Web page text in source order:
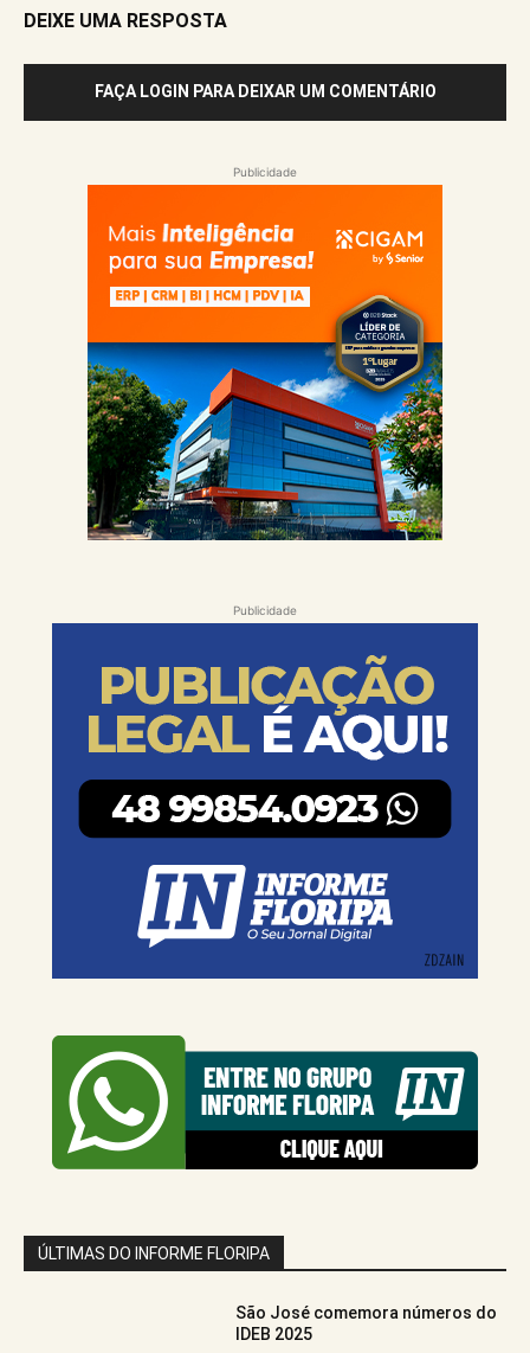
DEIXE UMA RESPOSTA
FAÇA LOGIN PARA DEIXAR UM COMENTÁRIO
Publicidade
Publicidade
ÚLTIMAS DO INFORME FLORIPA
São José comemora números do
IDEB 2025